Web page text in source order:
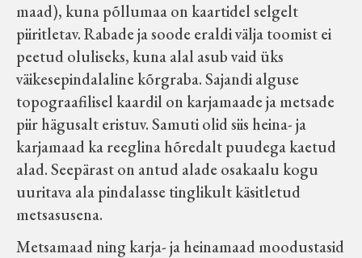
Märjamaa ümbruse valdade
elanike nimekirjad seisuga
15.12.1938
Velise kultuuri ja hariduse selts
Virtuaalnäitused
Otsi
maad), kuna põllumaa on kaartidel selgelt
piiritletav. Rabade ja soode eraldi välja toomist ei
peetud oluliseks, kuna alal asub vaid üks
väikesepindalaline kõrgraba. Sajandi alguse
topograafilisel kaardil on karjamaade ja metsade
piir hägusalt eristuv. Samuti olid siis heina- ja
karjamaad ka reeglina hõredalt puudega kaetud
alad. Seepärast on antud alade osakaalu kogu
uuritava ala pindalasse tinglikult käsitletud
metsasusena.
Metsamaad ning karja- ja heinamaad moodustasid